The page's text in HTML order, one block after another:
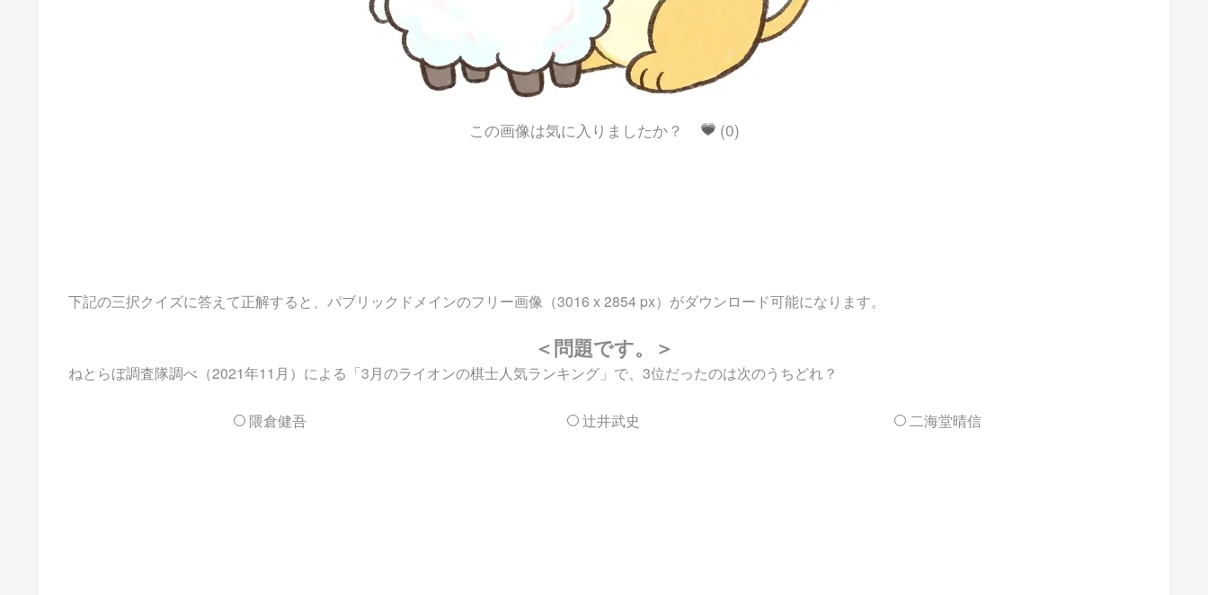
この画像は気に入りましたか？ (0)
下記の三択クイズに答えて正解すると、パブリックドメインのフリー画像（3016 x 2854 px）がダウンロード可能になります。
＜問題です。＞
ねとらぼ調査隊調べ（2021年11月）による「3月のライオンの棋士人気ランキング」で、3位だったのは次のうちどれ？
隈倉健吾 辻井武史 二海堂晴信